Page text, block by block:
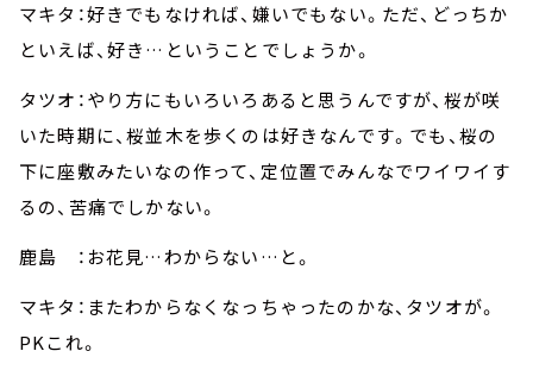
マキタ：好きでもなければ、嫌いでもない。ただ、どっちか
といえば、好き…ということでしょうか。
タツオ：やり方にもいろいろあると思うんですが、桜が咲
いた時期に、桜並木を歩くのは好きなんです。でも、桜の
下に座敷みたいなの作って、定位置でみんなでワイワイす
るの、苦痛でしかない。
鹿島 ：お花見…わからない…と。
マキタ：またわからなくなっちゃったのかな、タツオが。
PKこれ。